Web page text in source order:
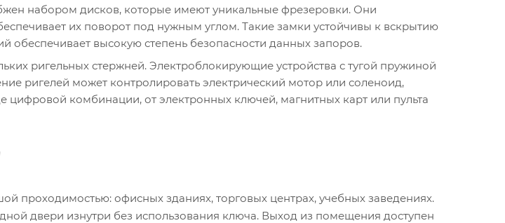
набором дисков, которые имеют уникальные фрезеровки. Они
их поворот под нужным углом. Такие замки устойчивы к вскрытию
высокую степень безопасности данных запоров.
ригельных стержней. Электроблокирующие устройства с тугой пружиной
ригелей может контролировать электрический мотор или соленоид,
комбинации, от электронных ключей, магнитных карт или пульта
проходимостью: офисных зданиях, торговых центрах, учебных заведениях.
двери изнутри без использования ключа. Выход из помещения доступен